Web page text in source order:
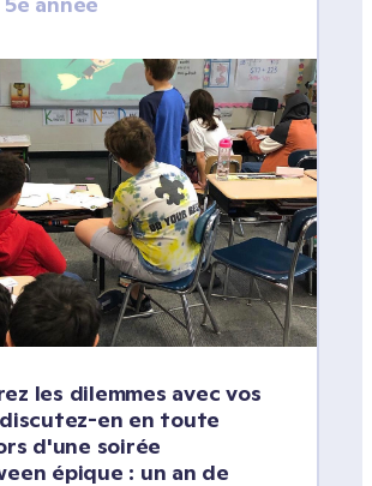
les dilemmes avec vos
en en toute
d'une soirée
épique : un an de